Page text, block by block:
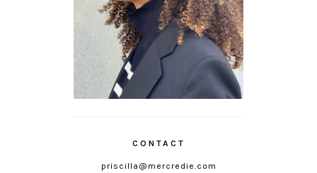
CONTACT
priscilla@mercredie.com